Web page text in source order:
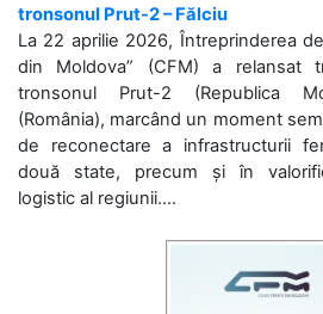
tronsonul Prut-2 – Fălciu
La 22 aprilie 2026, Întreprinderea
din Moldova” (CFM) a relansat
tronsonul Prut-2 (Republica
(România), marcând un moment
de reconectare a infrastructurii
două state, precum și în
logistic al regiunii....